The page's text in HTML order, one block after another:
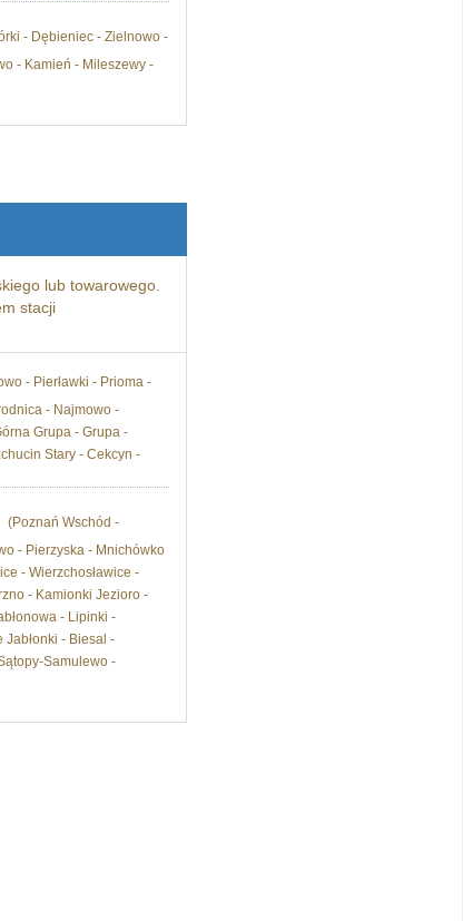
- Dębieniec - Zielnowo -
- Kamień - Mileszewy -
lub towarowego.
stacji
- Pierławki - Prioma -
- Najmowo -
Grupa - Grupa -
Stary - Cekcyn -
(Poznań Wschód -
- Pierzyska - Mnichówko
- Wierzchosławice -
- Kamionki Jezioro -
- Lipinki -
Jabłonki - Biesal -
Samulewo -